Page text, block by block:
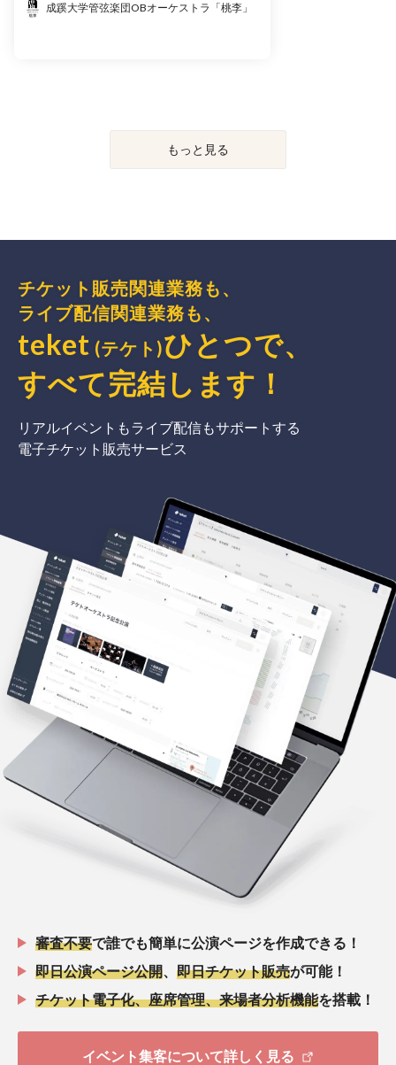
成蹊大学管弦楽団OBオーケストラ「桃李」
もっと見る
チケット販売関連業務も、
ライブ配信関連業務も、
teket (テケト)ひとつで、
すべて完結 します ！
リアルイベントもライブ配信もサポートする
電子チケット販売サービス
審査不要で誰でも簡単に公演ページを作成できる！
即日公演ページ公開
即日チケット販売が可能！
チケット電子化、座席管理、来場者分析機能を搭載！
イベント集客について詳しく見る